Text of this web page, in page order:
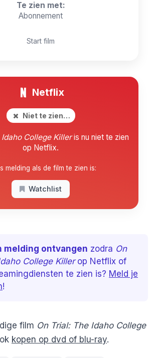
Te zien met:
Abonnement
Start film
Netflix
Niet te zien…
College Killeris nu niet te zien
op Netflix.
melding als de film te zien is:
Watchlist
melding ontvangen zodra On
College Killerop Netflix of
te zien is? Meld je
!
film On Trial: The Idaho College
kopen op dvd of blu-ray.